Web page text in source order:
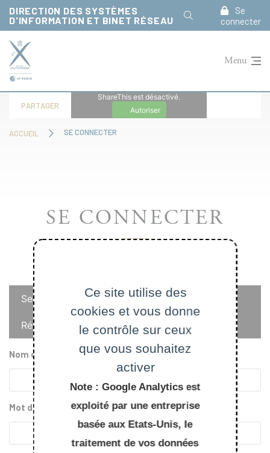
DIRECTION DES SYSTÈMES
D'INFORMATION ET BINET RÉSEAU
Se
connecter
Menu
ACCUEIL SE CONNECTER
PARTAGER
ShareThis est désactivé.
Autoriser
SE CONNECTER
Onglets
principaux
Se connecter
Réinitialiser votre mot de passe
Nom d'utilisateur
Mot de passe
Panneau de gestion des cookies
Ce site utilise des
cookies et vous donne
le contrôle sur ceux
que vous souhaitez
activer
Note : Google Analytics est
exploité par une entreprise
basée aux Etats-Unis, le
traitement de vos données